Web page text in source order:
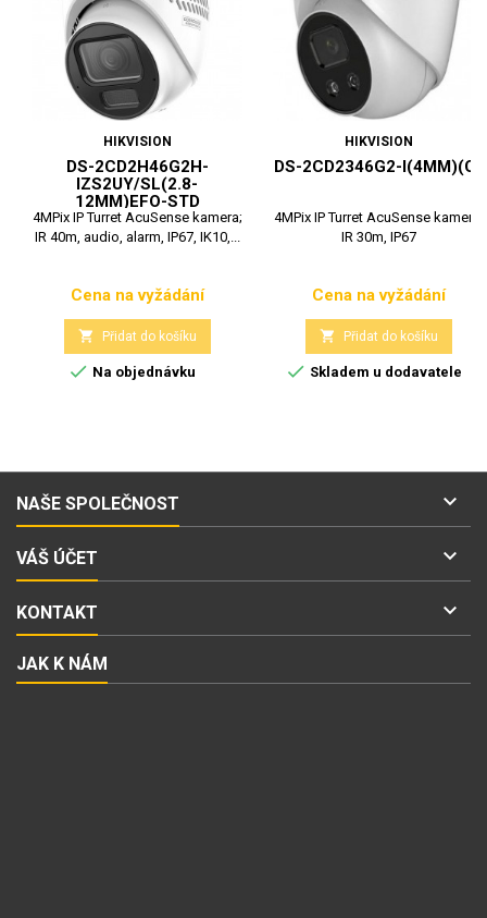
HIKVISION
DS-2CD2H46G2H-
IZS2UY/SL(2.8-
12MM)EFO-STD
4MPix IP Turret AcuSense kamera;
IR 40m, audio, alarm, IP67, IK10,...
Cena
Cena na vyžádání
 Přidat do košíku
 Na objednávku
HIKVISION
DS-2CD2346G2-I(4MM)(C)
4MPix IP Turret AcuSense kamera;
IR 30m, IP67
Cena
Cena na vyžádání
 Přidat do košíku
 Skladem u dodavatele
NAŠE SPOLEČNOST 
VÁŠ ÚČET 
KONTAKT 
JAK K NÁM